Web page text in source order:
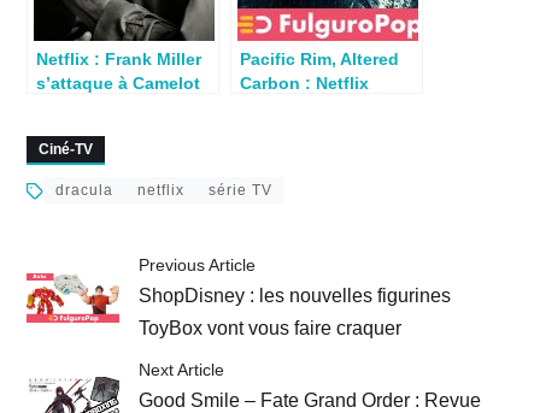
Netflix : Frank Miller
s’attaque à Camelot
Pacific Rim, Altered
Carbon : Netflix
Ciné-TV
dracula netflix série TV
Previous Article
ShopDisney : les nouvelles figurines
ToyBox vont vous faire craquer
Next Article
Good Smile – Fate Grand Order : Revue